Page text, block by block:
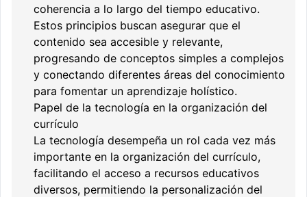
coherencia a lo largo del tiempo educativo.
Estos principios buscan asegurar que el
contenido sea accesible y relevante,
progresando de conceptos simples a complejos
y conectando diferentes áreas del conocimiento
para fomentar un aprendizaje holístico.
Papel de la tecnología en la organización del
currículo
La tecnología desempeña un rol cada vez más
importante en la organización del currículo,
facilitando el acceso a recursos educativos
diversos, permitiendo la personalización del